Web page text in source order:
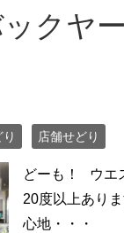
クヤ
店舗せどり
どーも！ ウエ
20度以上あり
心地・・・